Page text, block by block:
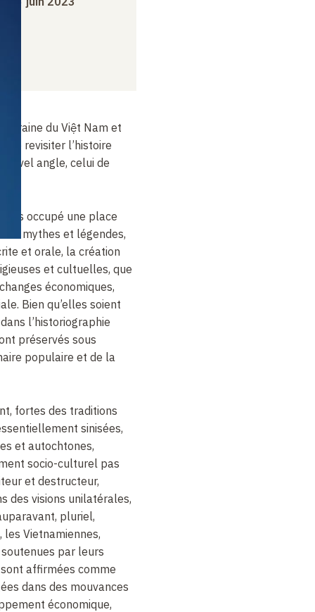
du Việt Nam et
de revisiter l’histoire
angle, celui de
occupé une place
mythes et légendes,
et orale, la création
et cultuelles, que
économiques,
Bien qu’elles soient
l’historiographie
préservés sous
populaire et de la
fortes des traditions
sinisées,
et autochtones,
socio-culturel pas
et destructeur,
des visions unilatérales,
pluriel,
Vietnamiennes,
par leurs
affirmées comme
dans des mouvances
économique,